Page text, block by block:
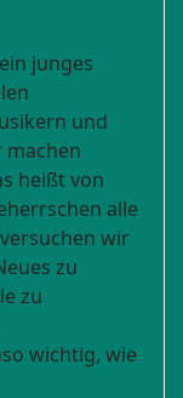
junges
und
machen
heißt von
alle
wir
zu
zu
wichtig, wie